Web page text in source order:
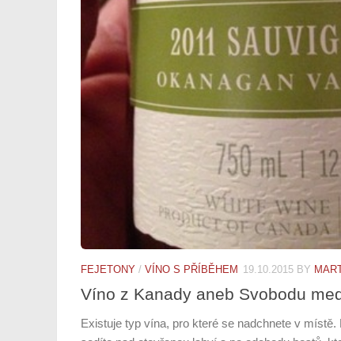
FEJETONY / VÍNO S PŘÍBĚHEM 19.10.2015 BY
Víno z Kanady aneb Svobodu
Existuje typ vína, pro které se nadchnete v